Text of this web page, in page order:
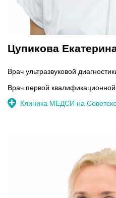
Цупикова
Врач ультразвуковой
Врач первой квалификационной
Клиника МЕДСИ на